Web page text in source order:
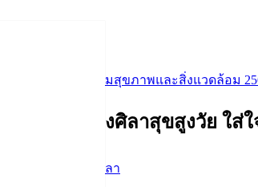
สูงวัย ใส่ใจสังคมสุขภาพและสิ่งแวดล้อม
พชีวิต อ่างศิลาสุขสูงวัย ใส่
กิจกรรมอ่างศิลา